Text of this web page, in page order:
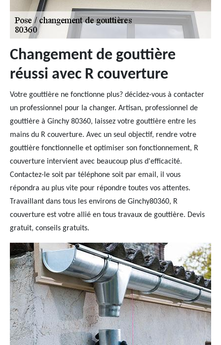
Changement de gouttière
réussi avec R couverture
Votre gouttière ne fonctionne plus? décidez-vous à contacter
un professionnel pour la changer. Artisan, professionnel de
gouttière à Ginchy 80360, laissez votre gouttière entre les
mains du R couverture. Avec un seul objectif, rendre votre
gouttière fonctionnelle et optimiser son fonctionnement, R
couverture intervient avec beaucoup plus d'efficacité.
Contactez-le soit par téléphone soit par email, il vous
répondra au plus vite pour répondre toutes vos attentes.
Travaillant dans tous les environs de Ginchy80360, R
couverture est votre allié en tous travaux de gouttière. Devis
gratuit, conseils gratuits.